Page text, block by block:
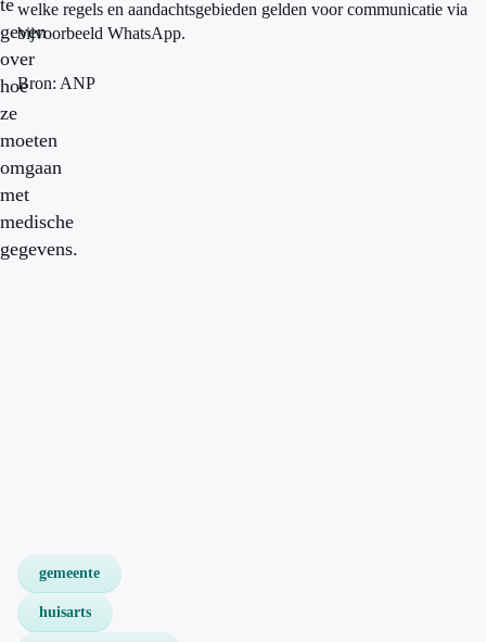
te
geven
over
hoe
ze
moeten
omgaan
met
medische
gegevens.
welke regels en aandachtsgebieden gelden voor communicatie via
bijvoorbeeld WhatsApp.
Bron: ANP
gemeente
huisarts